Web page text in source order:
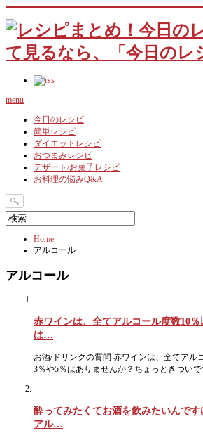
menu
今日のレシピ
簡単レシピ
ダイエットレシピ
おつまみレシピ
デザート/お菓子レシピ
お料理の悩みQ&A
Home
アルコール
アルコール
赤ワインは、全てアルコール度数10
は…
お酒/ドリンクの質問 赤ワインは、全てアル
3％や5％はありませんか？ちょっときつい
酔ってみたくてお酒を飲みたいんで
アル…